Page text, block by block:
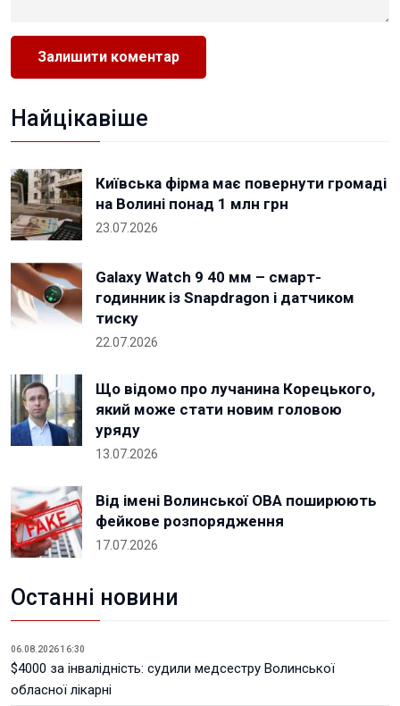
Найцікавіше
Київська фірма має повернути громаді
на Волині понад 1 млн грн
23.07.2026
Galaxy Watch 9 40 мм – смарт-
годинник із Snapdragon і датчиком
тиску
22.07.2026
Що відомо про лучанина Корецького,
який може стати новим головою
уряду
13.07.2026
Від імені Волинської ОВА поширюють
фейкове розпорядження
17.07.2026
Останні новини
06.08.2026 16:30
$4000 за інвалідність: судили медсестру Волинської
обласної лікарні